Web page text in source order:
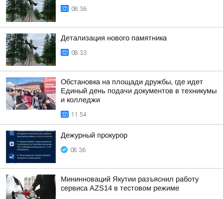
08:36
Детализация нового памятника
08:33
Обстановка на площади дружбы, где идет
Единый день подачи документов в техникумы
и колледжи
11:54
Дежурный прокурор
08:36
Мининноваций Якутии разъяснил работу
сервиса AZS14 в тестовом режиме